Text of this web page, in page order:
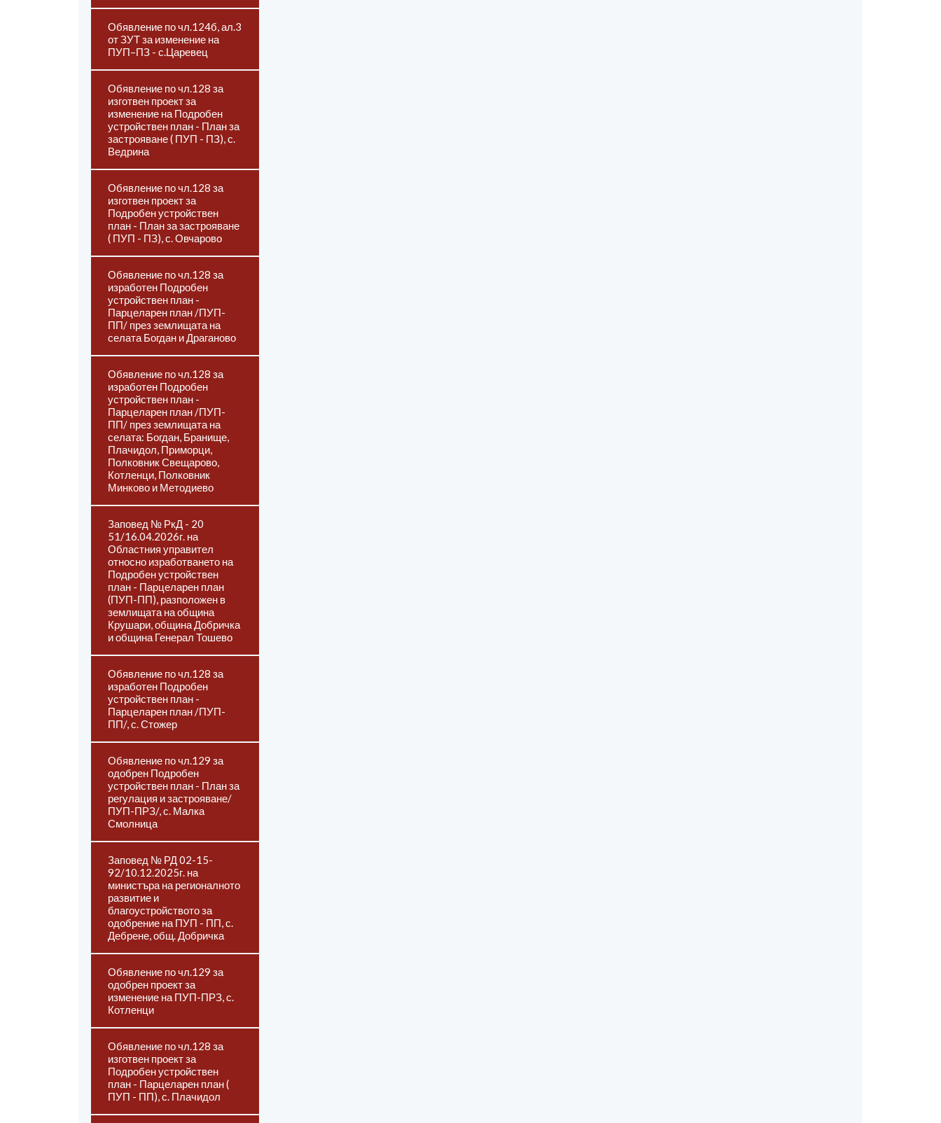
Обявление по чл.124б, ал.3
от ЗУТ за изменение на
ПУП–ПЗ - с.Царевец
Обявление по чл.128 за
изготвен проект за
изменение на Подробен
устройствен план - План за
застрояване ( ПУП - ПЗ), с.
Ведрина
Обявление по чл.128 за
изготвен проект за
Подробен устройствен
план - План за застрояване
( ПУП - ПЗ), с. Овчарово
Обявление по чл.128 за
изработен Подробен
устройствен план -
Парцеларен план /ПУП-
ПП/ през землищата на
селата Богдан и Драганово
Обявление по чл.128 за
изработен Подробен
устройствен план -
Парцеларен план /ПУП-
ПП/ през землищата на
селата: Богдан, Бранище,
Плачидол, Приморци,
Полковник Свещарово,
Котленци, Полковник
Минково и Методиево
Заповед № РкД - 20
51/16.04.2026г. на
Областния управител
относно изработването на
Подробен устройствен
план - Парцеларен план
(ПУП-ПП), разположен в
землищата на община
Крушари, община Добричка
и община Генерал Тошево
Обявление по чл.128 за
изработен Подробен
устройствен план -
Парцеларен план /ПУП-
ПП/, с. Стожер
Обявление по чл.129 за
одобрен Подробен
устройствен план - План за
регулация и застрояване/
ПУП-ПРЗ/, с. Малка
Смолница
Заповед № РД 02-15-
92/10.12.2025г. на
министъра на регионалното
развитие и
благоустройството за
одобрение на ПУП - ПП, с.
Дебрене, общ. Добричка
Обявление по чл.129 за
одобрен проект за
изменение на ПУП-ПРЗ, с.
Котленци
Обявление по чл.128 за
изготвен проект за
Подробен устройствен
план - Парцеларен план (
ПУП - ПП), с. Плачидол